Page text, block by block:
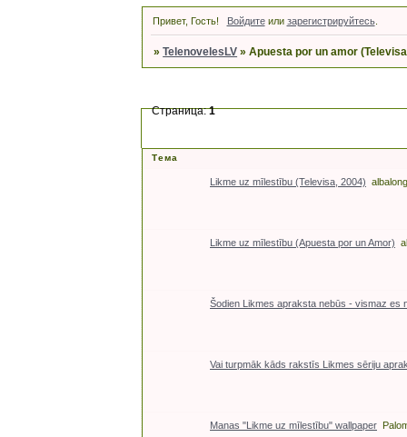
Привет, Гость! Войдитеили зарегистрируйтесь.
»TelenovelesLV »Apuesta por un amor
Страница:1
Тема
Likme uz mīlestību (Televisa, 2004)
Likme uz mīlestību (Apuesta por un Amor)
Šodien Likmes apraksta nebūs - vismaz es
Vai turpmāk kāds rakstīs Likmes sēriju
Manas "Likme uz mīlestību" wallpaper